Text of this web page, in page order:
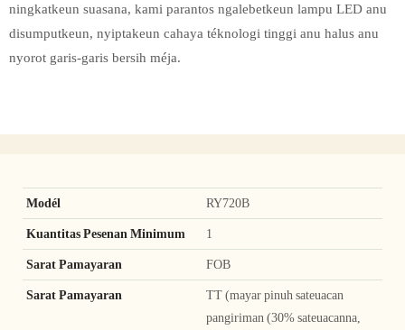
ningkatkeun suasana, kami parantos ngalebetkeun lampu LED anu
disumputkeun, nyiptakeun cahaya téknologi tinggi anu halus anu
nyorot garis-garis bersih méja.
Modél RY720B
Kuantitas Pesenan Minimum 1
Sarat Pamayaran FOB
Sarat Pamayaran
TT (mayar pinuh sateuacan
pangiriman (30% sateuacanna,